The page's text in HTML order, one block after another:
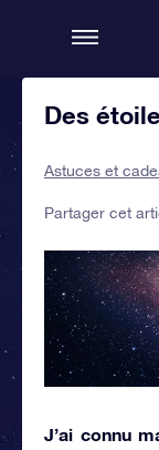
Des
Astuces et
Partager cet
J’ai connu